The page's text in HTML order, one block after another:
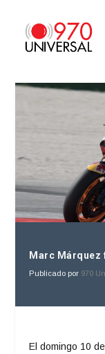
Marc Márquez
Publicado por 970
El domingo 10